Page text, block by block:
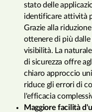
stato delle
identificare attività
Grazie alla
ottenere di più dalle
visibilità. La
di sicurezza offre
chiaro approccio
riduce gli errori di
l'efficacia
Maggiore facilità